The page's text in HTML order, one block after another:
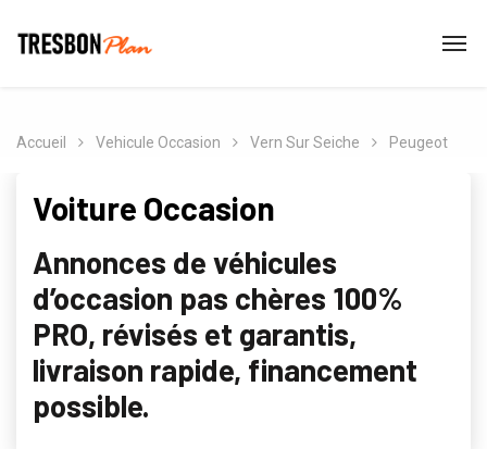
Accueil Vehicule Occasion Vern Sur Seiche Peugeot
Voiture Occasion
Annonces de véhicules
d’occasion pas chères 100%
PRO, révisés et garantis,
livraison rapide, financement
possible.